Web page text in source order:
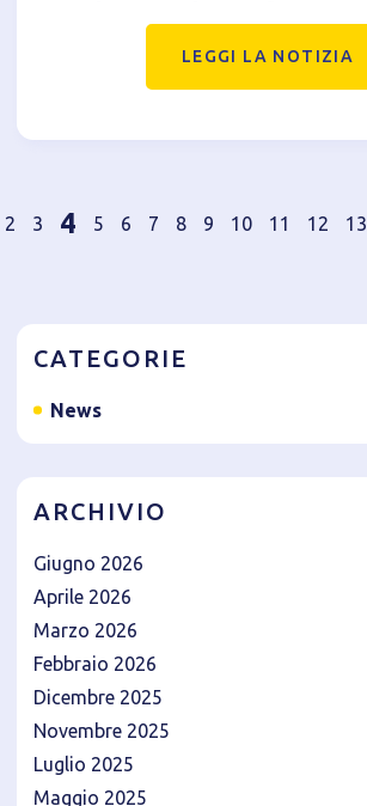
LEGGI LA NOTIZIA
2 3 4 5 6 7 8 9 10 11 12 13
CATEGORIE
News
ARCHIVIO
Giugno 2026
Aprile 2026
Marzo 2026
Febbraio 2026
Dicembre 2025
Novembre 2025
Luglio 2025
Maggio 2025